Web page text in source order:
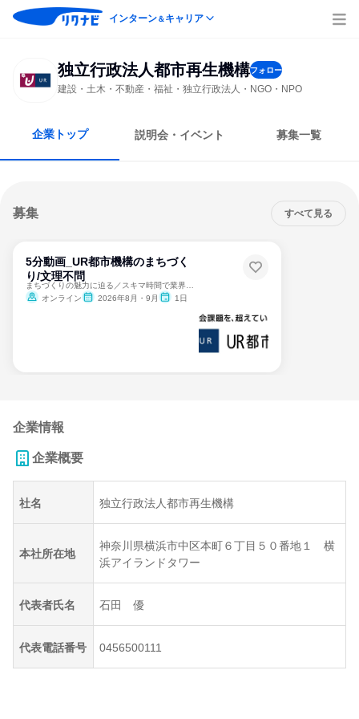
インターン＆キャリア
独立行政法人都市再生機構フォロー
建設・土木・不動産・福祉・独立行政法人・NGO・NPO
企業トップ 説明会・イベント 募集一覧
募集 すべて見る
5分動画_UR都市機構のまちづく
り/文理不問
オンライン
2026年8月・9月 1日
企業情報
企業概要
社名 独立行政法人都市再生機構
本社所在地
神奈川県横浜市中区本町６丁目５０番地１ 横
浜アイランドタワー
代表者氏名 石田 優
代表電話番号 0456500111